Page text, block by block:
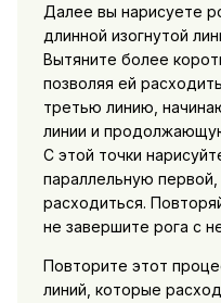
Далее вы нарисуете
длинной изогнутой
Вытяните более
позволяя ей
третью линию,
линии и
С этой точки
параллельную первой,
расходиться.
не завершите рога с
Повторите этот
линий, которые